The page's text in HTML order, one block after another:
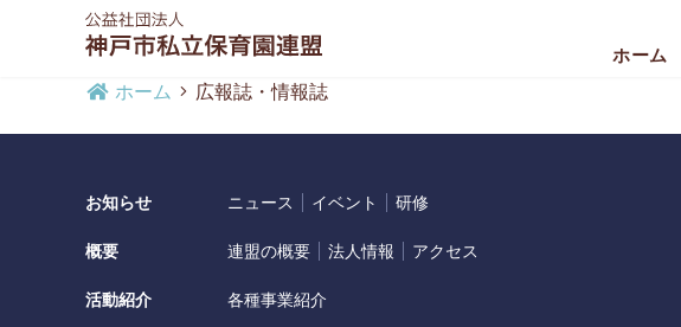
ホーム
ここは単一ページです
ホーム 広報誌・情報誌
お知らせ ニュース イベント 研修
概要 連盟の概要 法人情報 アクセス
活動紹介 各種事業紹介